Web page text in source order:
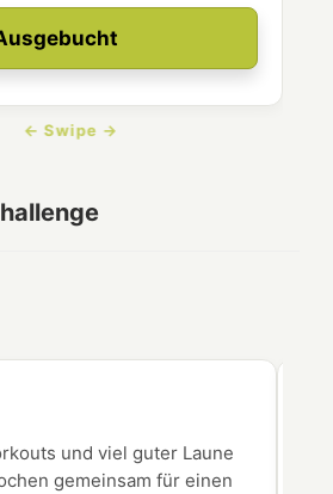
und viel guter Laune
gemeinsam für einen